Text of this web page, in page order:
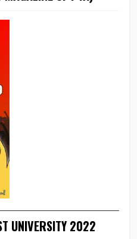
UNIVERSITY 2022